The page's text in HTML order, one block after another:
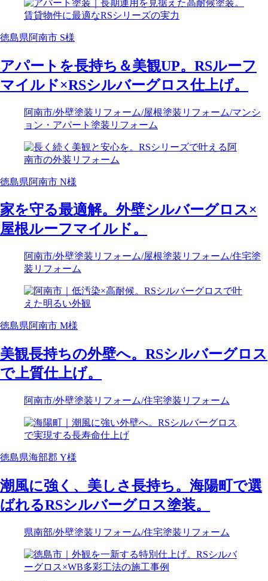
徳島県阿南市 S様
アパートを長持ち＆美観UP。RSルーフ
マイルド×RSシルバーグロス仕上げ。
阿南市/外壁塗装リフォーム/屋根塗装リフォーム/マンシ
ョン・アパート塗装リフォーム
徳島県阿南市 N様
家を守る最適解。外壁シルバーグロス×
屋根ルーフマイルド。
阿南市/外壁塗装リフォーム/屋根塗装リフォーム/住宅塗
装リフォーム
徳島県阿南市 M様
美観長持ちの外壁へ。RSシルバーグロス
で上質仕上げ。
阿南市/外壁塗装リフォーム/住宅塗装リフォーム
徳島県海部郡 Y様
潮風に強く、美しさ長持ち。海陽町で選
ばれるRSシルバーグロス塗装。
県南部/外壁塗装リフォーム/住宅塗装リフォーム